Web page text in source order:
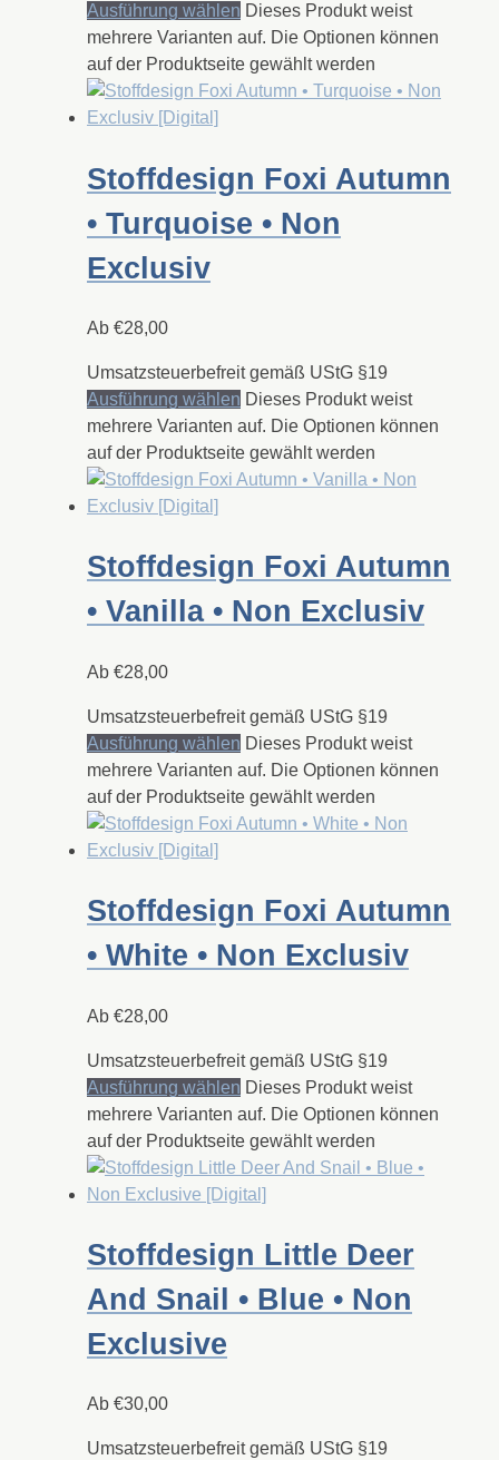
Ausführung wählen Dieses Produkt weist
mehrere Varianten auf. Die Optionen können
auf der Produktseite gewählt werden
Stoffdesign Foxi Autumn
• Turquoise • Non
Exclusiv
Ab €28,00
Umsatzsteuerbefreit gemäß UStG §19
Ausführung wählen Dieses Produkt weist
mehrere Varianten auf. Die Optionen können
auf der Produktseite gewählt werden
Stoffdesign Foxi Autumn
• Vanilla • Non Exclusiv
Ab €28,00
Umsatzsteuerbefreit gemäß UStG §19
Ausführung wählen Dieses Produkt weist
mehrere Varianten auf. Die Optionen können
auf der Produktseite gewählt werden
Stoffdesign Foxi Autumn
• White • Non Exclusiv
Ab €28,00
Umsatzsteuerbefreit gemäß UStG §19
Ausführung wählen Dieses Produkt weist
mehrere Varianten auf. Die Optionen können
auf der Produktseite gewählt werden
Stoffdesign Little Deer
And Snail • Blue • Non
Exclusive
Ab €30,00
Umsatzsteuerbefreit gemäß UStG §19